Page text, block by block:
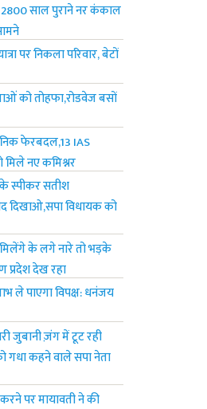
साल पुराने नर कंकाल
पर निकला परिवार, बेटों
को तोहफा,रोडवेज बसों
फेरबदल,13 IAS
नए कमिश्नर
स्पीकर सतीश
दिखाओ,सपा विधायक को
मिलेंगे के लगे नारे तो भड़के
प्रदेश देख रहा
ले पाएगा विपक्ष: धनंजय
जुबानी ज़ंग में टूट रही
गधा कहने वाले सपा नेता
पर मायावती ने की